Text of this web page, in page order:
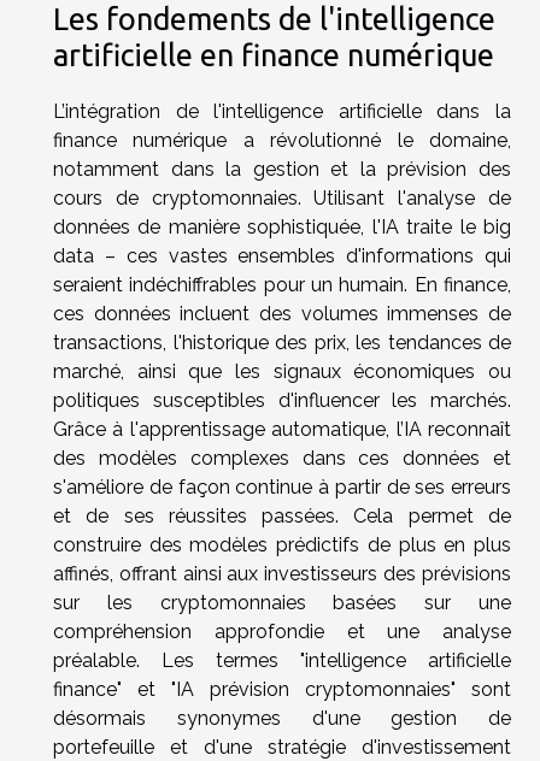
Les fondements de l'intelligence
artificielle en finance numérique
L’intégration de l'intelligence artificielle dans la
finance numérique a révolutionné le domaine,
notamment dans la gestion et la prévision des
cours de cryptomonnaies. Utilisant l'analyse de
données de manière sophistiquée, l'IA traite le big
data – ces vastes ensembles d'informations qui
seraient indéchiffrables pour un humain. En finance,
ces données incluent des volumes immenses de
transactions, l'historique des prix, les tendances de
marché, ainsi que les signaux économiques ou
politiques susceptibles d'influencer les marchés.
Grâce à l'apprentissage automatique, l’IA reconnaît
des modèles complexes dans ces données et
s'améliore de façon continue à partir de ses erreurs
et de ses réussites passées. Cela permet de
construire des modèles prédictifs de plus en plus
affinés, offrant ainsi aux investisseurs des prévisions
sur les cryptomonnaies basées sur une
compréhension approfondie et une analyse
préalable. Les termes "intelligence artificielle
finance" et "IA prévision cryptomonnaies" sont
désormais synonymes d'une gestion de
portefeuille et d'une stratégie d'investissement